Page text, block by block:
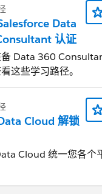
Data
认证
备 Data 360
这些学习路径。
Cloud 解锁
Cloud 统一您各个